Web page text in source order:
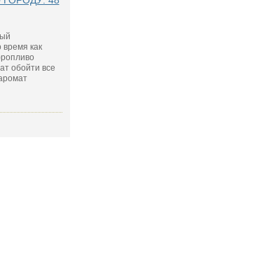
время как
обойти все